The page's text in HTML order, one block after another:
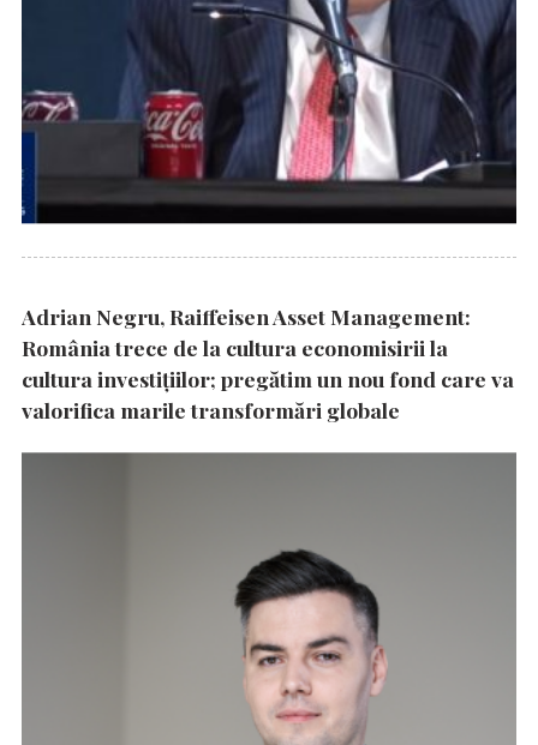
Adrian Negru, Raiffeisen Asset Management:
România trece de la cultura economisirii la
cultura investițiilor; pregătim un nou fond care va
valorifica marile transformări globale